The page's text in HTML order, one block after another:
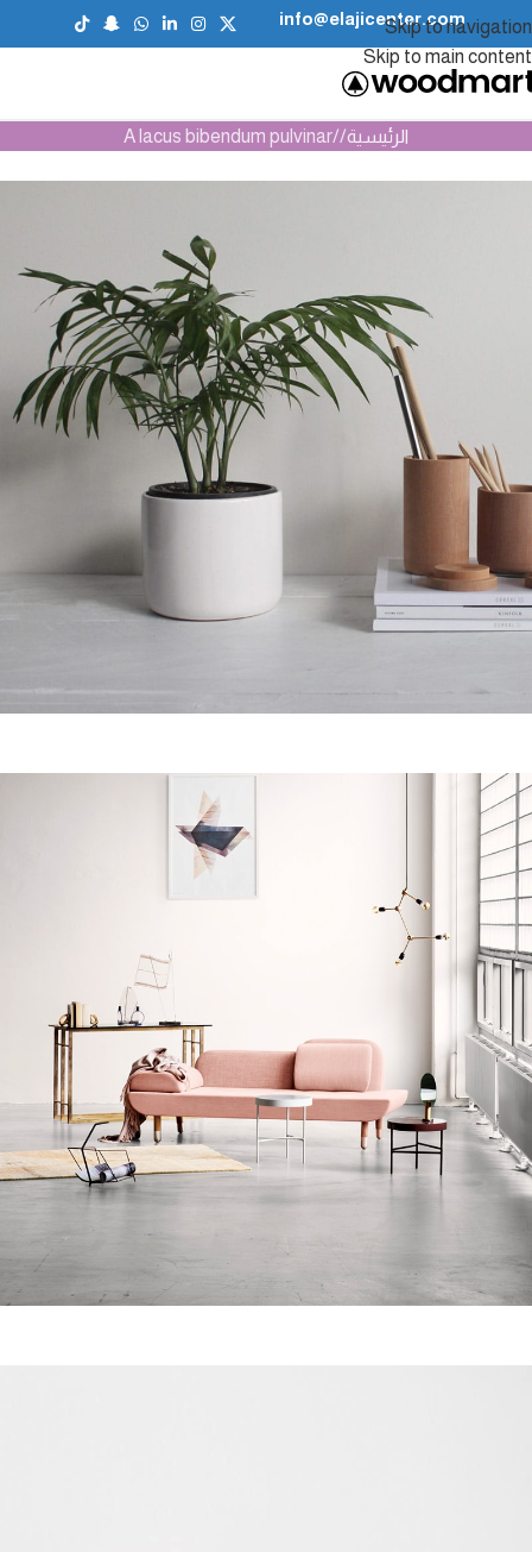
Skip to navigation
Skip to main content
info@elajicenter.com
الرئيسية A lacus bibendum pulvinar